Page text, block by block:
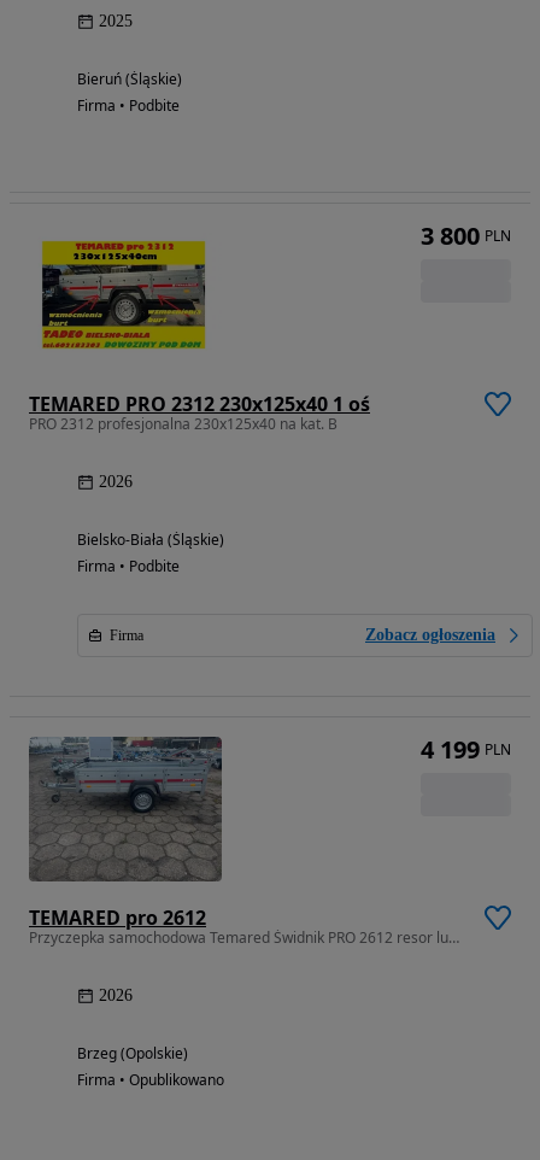
2025
Bieruń (Śląskie)
Firma • Podbite
TEMARED PRO 2312 230x125x40 1 oś
PRO 2312 profesjonalna 230x125x40 na kat. B
2026
Bielsko-Biała (Śląskie)
Firma • Podbite
Firma Zobacz ogłoszenia
3 800 PLN
TEMARED pro 2612
Przyczepka samochodowa Temared Świdnik PRO 2612 resor lub belka Brzeg
2026
Brzeg (Opolskie)
Firma • Opublikowano
4 199 PLN